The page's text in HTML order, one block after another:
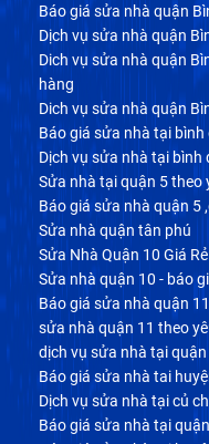
Báo giá sửa nhà quận
Dịch vụ sửa nhà quận
Dich vụ sửa nhà quận
hàng
Dich vụ sửa nhà quận
Báo giá sửa nhà tại
Dịch vụ sửa nhà tại bình
Sửa nhà tại quận 5 theo
Báo giá sửa nhà quận 5
Sửa nhà quận tân phú
Sửa Nhà Quận 10 Giá
Sửa nhà quận 10 - báo
Báo giá sửa nhà quận 11
sửa nhà quận 11 theo
dịch vụ sửa nhà tại quận
Báo giá sửa nhà tai
Dịch vụ sửa nhà tại củ
Báo giá sửa nhà tại